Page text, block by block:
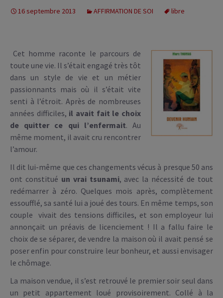
16 septembre 2013 AFFIRMATION DE SOI libre
Cet homme raconte le parcours de
toute une vie. Il s’était engagé très tôt
dans un style de vie et un métier
passionnants mais où il s’était vite
senti à l’étroit. Après de nombreuses
années difficiles, il avait fait le choix
de quitter ce qui l’enfermait. Au
même moment, il avait cru rencontrer
l’amour.
Il dit lui-même que ces changements vécus à presque 50 ans
ont constitué un vrai tsunami, avec la nécessité de tout
redémarrer à zéro. Quelques mois après, complètement
essoufflé, sa santé lui a joué des tours. En même temps, son
couple vivait des tensions difficiles, et son employeur lui
annonçait un préavis de licenciement ! Il a fallu faire le
choix de se séparer, de vendre la maison où il avait pensé se
poser enfin pour construire leur bonheur, et aussi envisager
le chômage.
La maison vendue, il s’est retrouvé le premier soir seul dans
un petit appartement loué provisoirement. Collé à la